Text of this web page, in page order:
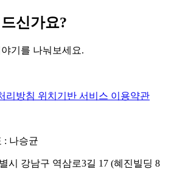
신가요?
기를 나눠보세요.
리방침 위치기반 서비스 이용약관
: 나승균
시 강남구 역삼로3길 17 (혜진빌딩 8